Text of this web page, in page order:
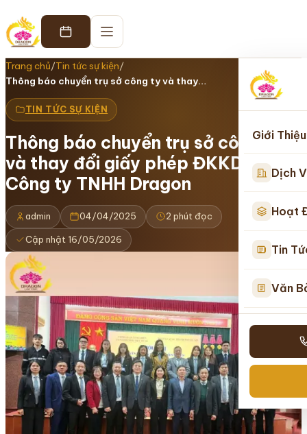
Giới Thiệu
Dịch
Hoạt
Tin
Văn
Trang chủ/Tin tức sự kiện/
Thông báo chuyển trụ sở công ty và thay…
TIN TỨC SỰ KIỆN
Thông báo chuyển trụ sở công ty
và thay đổi giấy phép ĐKKD của
Công ty TNHH Dragon
admin 04/04/2025 2 phút đọc
Cập nhật 16/05/2026